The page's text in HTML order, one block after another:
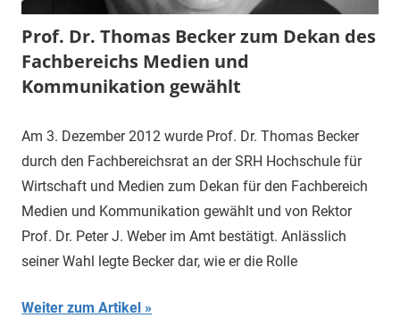
Prof. Dr. Thomas Becker zum Dekan des
Fachbereichs Medien und
Kommunikation gewählt
Am 3. Dezember 2012 wurde Prof. Dr. Thomas Becker
durch den Fachbereichsrat an der SRH Hochschule für
Wirtschaft und Medien zum Dekan für den Fachbereich
Medien und Kommunikation gewählt und von Rektor
Prof. Dr. Peter J. Weber im Amt bestätigt. Anlässlich
seiner Wahl legte Becker dar, wie er die Rolle
Weiter zum Artikel